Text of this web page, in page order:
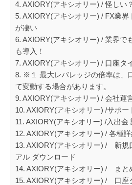
AXIORY(アキシオリー) / 怪しい
AXIORY(アキシオリー) / FX業界
が凄い
AXIORY(アキシオリー) / 業界で
も導入！
AXIORY(アキシオリー) / 口座タ
※１ 最大レバレッジの倍率は、
て変動する場合があります。
AXIORY(アキシオリー) / 会社運
AXIORY(アキシオリー) /サポー
AXIORY(アキシオリー) /入出金
AXIORY(アキシオリー) / 各種
AXIORY(アキシオリー) / 新規
アル ダウンロード
AXIORY(アキシオリー) / まと
AXIORY(アキシオリー) / 口座